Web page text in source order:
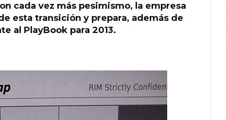
cada vez más pesimismo, la empresa
esta transición y prepara, además de
al PlayBook para 2013.